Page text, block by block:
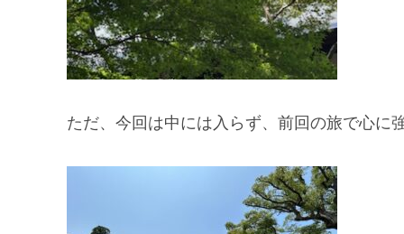
ただ、今回は中には入らず、前回の旅で心に